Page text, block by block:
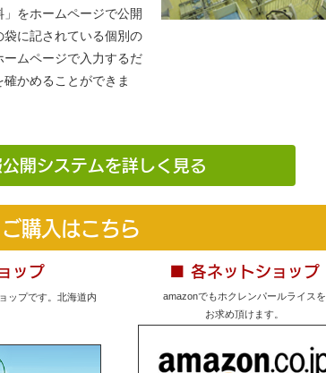
をホームページで公開
に記されている個別の
ムページで入力するだ
かめることができま
開システムを詳しく見る
ご購入はこちら
ップ
ップです。北海道内
■ 各ネットショップ
amazonでもホクレンパールライスを
お求め頂けます。